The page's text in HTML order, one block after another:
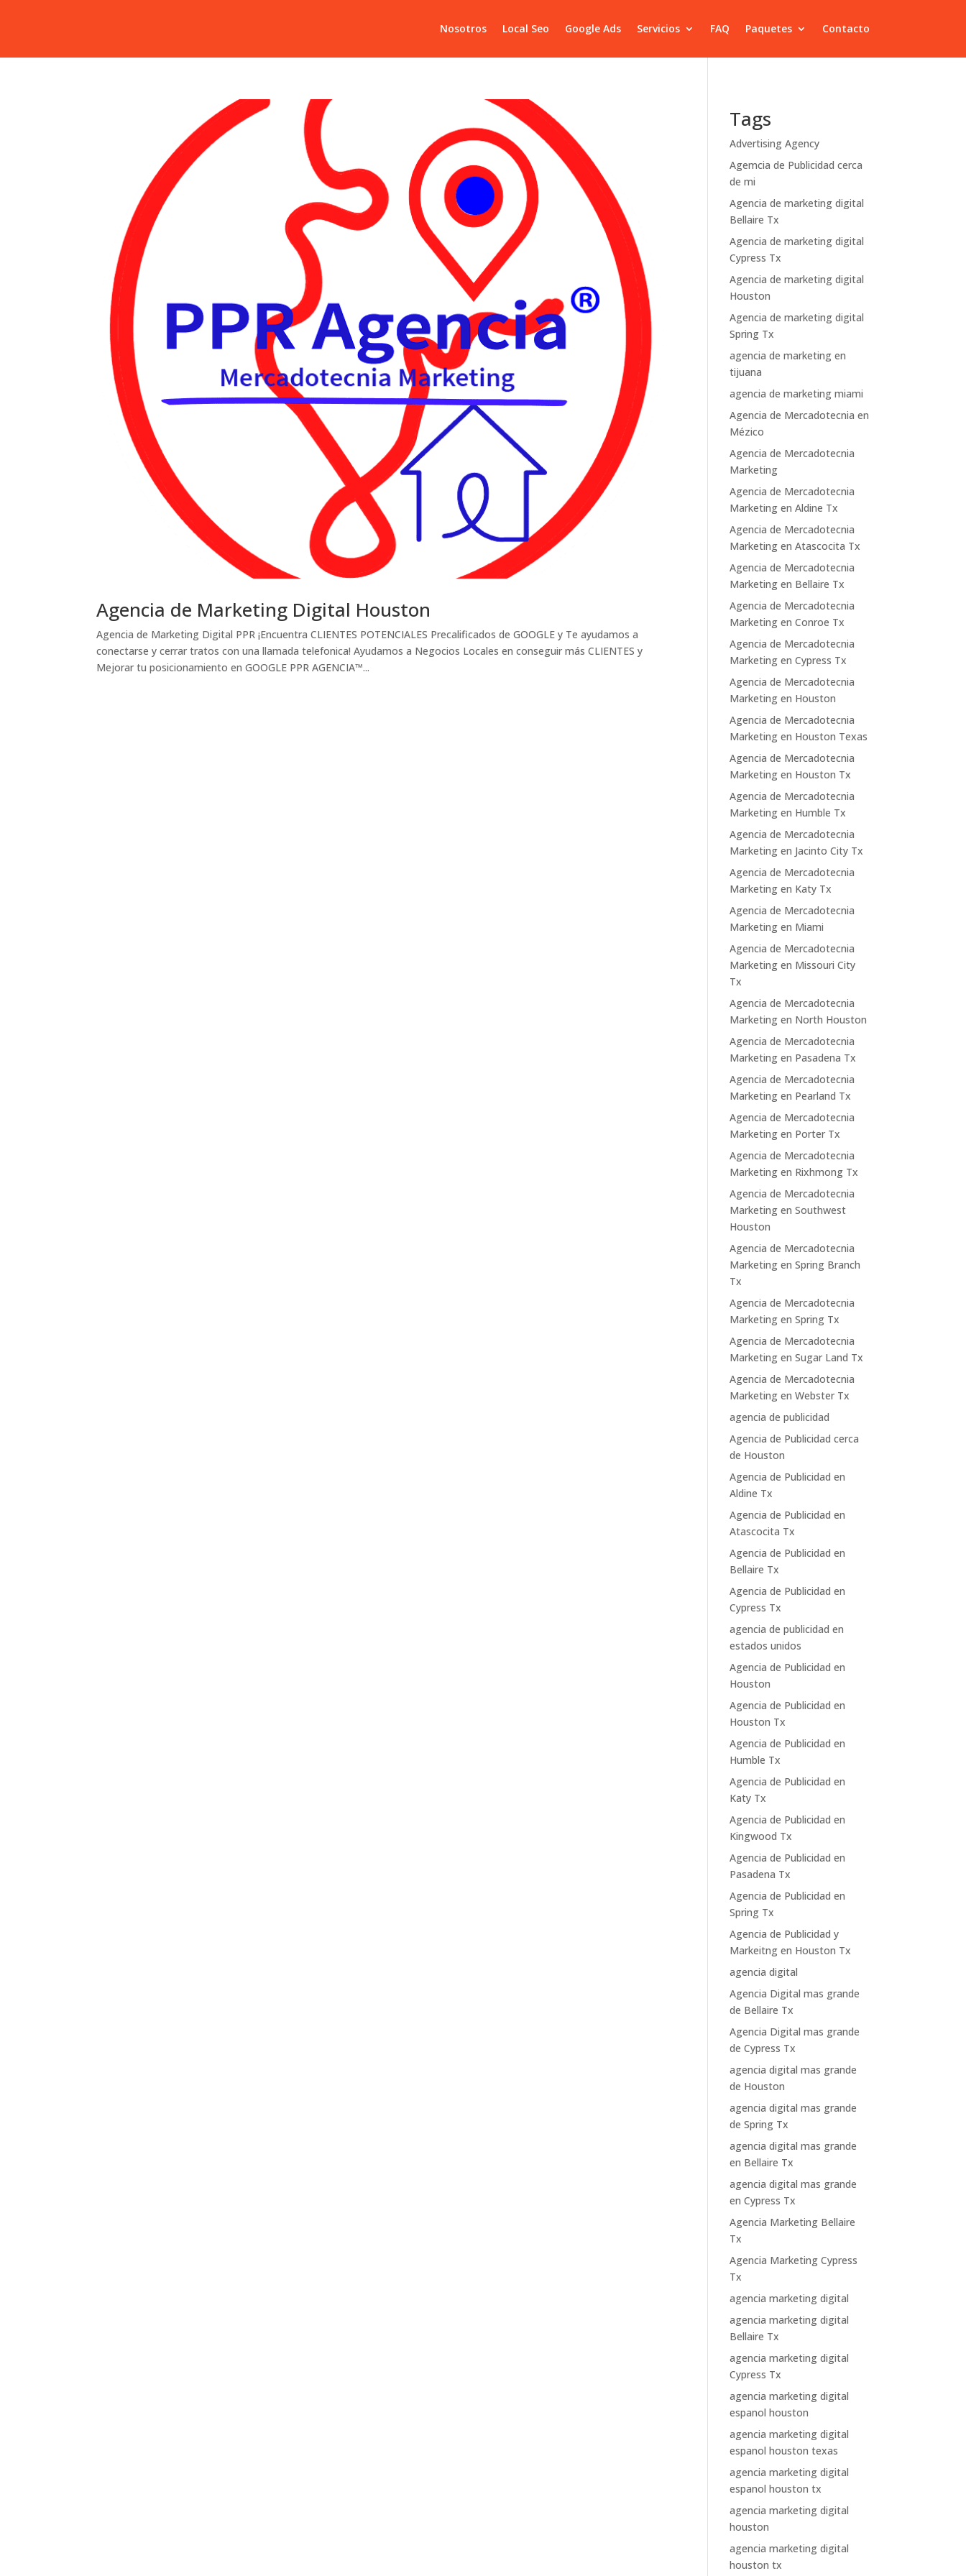
Nosotros Local Seo Google Ads Servicios FAQ Paquetes Contacto
Agencia de Marketing Digital Houston
Agencia de Marketing Digital PPR ¡Encuentra CLIENTES POTENCIALES Precalificados de GOOGLE y Te ayudamos a
conectarse y cerrar tratos con una llamada telefonica! Ayudamos a Negocios Locales en conseguir más CLIENTES y
Mejorar tu posicionamiento en GOOGLE PPR AGENCIA™...
Tags
Advertising Agency
Agemcia de Publicidad cerca
de mi
Agencia de marketing digital
Bellaire Tx
Agencia de marketing digital
Cypress Tx
Agencia de marketing digital
Houston
Agencia de marketing digital
Spring Tx
agencia de marketing en
tijuana
agencia de marketing miami
Agencia de Mercadotecnia en
Mézico
Agencia de Mercadotecnia
Marketing
Agencia de Mercadotecnia
Marketing en Aldine Tx
Agencia de Mercadotecnia
Marketing en Atascocita Tx
Agencia de Mercadotecnia
Marketing en Bellaire Tx
Agencia de Mercadotecnia
Marketing en Conroe Tx
Agencia de Mercadotecnia
Marketing en Cypress Tx
Agencia de Mercadotecnia
Marketing en Houston
Agencia de Mercadotecnia
Marketing en Houston Texas
Agencia de Mercadotecnia
Marketing en Houston Tx
Agencia de Mercadotecnia
Marketing en Humble Tx
Agencia de Mercadotecnia
Marketing en Jacinto City Tx
Agencia de Mercadotecnia
Marketing en Katy Tx
Agencia de Mercadotecnia
Marketing en Miami
Agencia de Mercadotecnia
Marketing en Missouri City
Tx
Agencia de Mercadotecnia
Marketing en North Houston
Agencia de Mercadotecnia
Marketing en Pasadena Tx
Agencia de Mercadotecnia
Marketing en Pearland Tx
Agencia de Mercadotecnia
Marketing en Porter Tx
Agencia de Mercadotecnia
Marketing en Rixhmong Tx
Agencia de Mercadotecnia
Marketing en Southwest
Houston
Agencia de Mercadotecnia
Marketing en Spring Branch
Tx
Agencia de Mercadotecnia
Marketing en Spring Tx
Agencia de Mercadotecnia
Marketing en Sugar Land Tx
Agencia de Mercadotecnia
Marketing en Webster Tx
agencia de publicidad
Agencia de Publicidad cerca
de Houston
Agencia de Publicidad en
Aldine Tx
Agencia de Publicidad en
Atascocita Tx
Agencia de Publicidad en
Bellaire Tx
Agencia de Publicidad en
Cypress Tx
agencia de publicidad en
estados unidos
Agencia de Publicidad en
Houston
Agencia de Publicidad en
Houston Tx
Agencia de Publicidad en
Humble Tx
Agencia de Publicidad en
Katy Tx
Agencia de Publicidad en
Kingwood Tx
Agencia de Publicidad en
Pasadena Tx
Agencia de Publicidad en
Spring Tx
Agencia de Publicidad y
Markeitng en Houston Tx
agencia digital
Agencia Digital mas grande
de Bellaire Tx
Agencia Digital mas grande
de Cypress Tx
agencia digital mas grande
de Houston
agencia digital mas grande
de Spring Tx
agencia digital mas grande
en Bellaire Tx
agencia digital mas grande
en Cypress Tx
Agencia Marketing Bellaire
Tx
Agencia Marketing Cypress
Tx
agencia marketing digital
agencia marketing digital
Bellaire Tx
agencia marketing digital
Cypress Tx
agencia marketing digital
espanol houston
agencia marketing digital
espanol houston texas
agencia marketing digital
espanol houston tx
agencia marketing digital
houston
agencia marketing digital
houston tx